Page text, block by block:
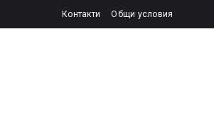
Контакти Общи условия